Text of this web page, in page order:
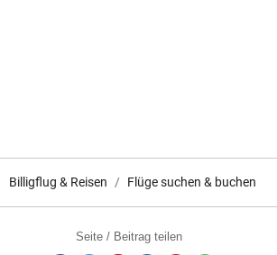
Billigflug & Reisen Flüge suchen & buchen
Seite / Beitrag teilen